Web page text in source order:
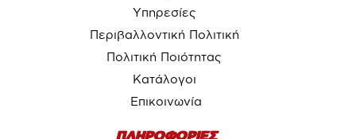
Υπηρεσίες
Περιβαλλοντική Πολιτική
Πολιτική Ποιότητας
Κατάλογοι
Επικοινωνία
ΠΛΗΡΟΦΟΡΙΕΣ